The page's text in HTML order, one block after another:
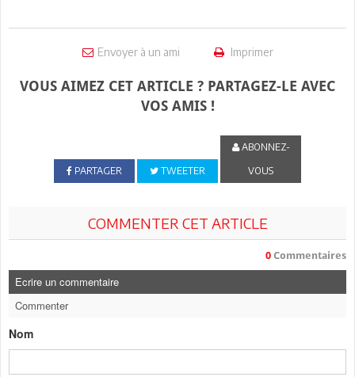
Envoyer à un ami Imprimer
VOUS AIMEZ CET ARTICLE ? PARTAGEZ-LE AVEC
VOS AMIS !
PARTAGER TWEETER
ABONNEZ-
VOUS
COMMENTER CET ARTICLE
0 Commentaires
Ecrire un commentaire
Commenter
Nom